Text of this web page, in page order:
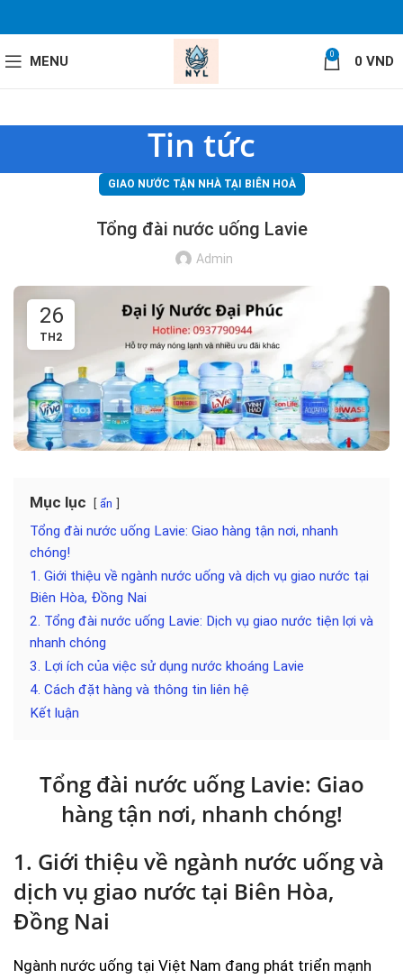
MENU 0 0 VND
Tin tức
GIAO NƯỚC TẬN NHÀ TẠI BIÊN HOÀ
Tổng đài nước uống Lavie
Admin
26
TH2
Mục lục ẩn
Tổng đài nước uống Lavie: Giao hàng tận nơi, nhanh
chóng!
1. Giới thiệu về ngành nước uống và dịch vụ giao nước tại
Biên Hòa, Đồng Nai
2. Tổng đài nước uống Lavie: Dịch vụ giao nước tiện lợi và
nhanh chóng
3. Lợi ích của việc sử dụng nước khoáng Lavie
4. Cách đặt hàng và thông tin liên hệ
Kết luận
Tổng đài nước uống Lavie: Giao
hàng tận nơi, nhanh chóng!
1. Giới thiệu về ngành nước uống và
dịch vụ giao nước tại Biên Hòa,
Đồng Nai
Ngành nước uống tại Việt Nam đang phát triển mạnh